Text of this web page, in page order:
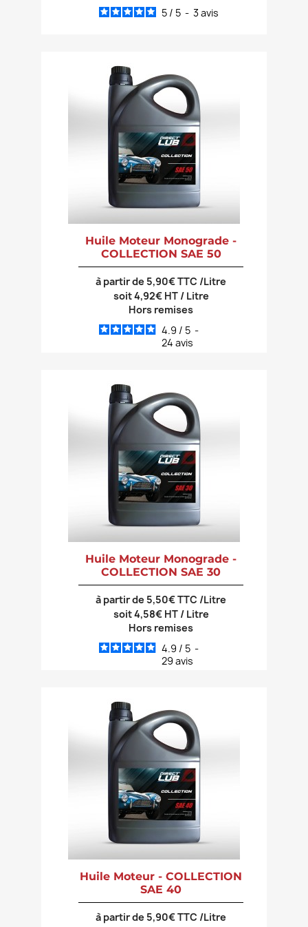
5 / 5 - 3avis
Huile Moteur Monograde -
COLLECTION SAE 50
à partir de 5,90€ TTC /Litre
soit 4,92€ HT / Litre
Hors remises
4.9 / 5 -
24 avis
Huile Moteur Monograde -
COLLECTION SAE 30
à partir de 5,50€ TTC /Litre
soit 4,58€ HT / Litre
Hors remises
4.9 / 5 -
29 avis
Huile Moteur - COLLECTION
SAE 40
à partir de 5,90€ TTC /Litre